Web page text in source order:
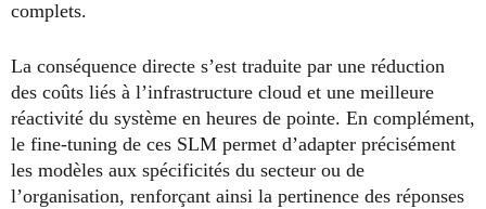
complets.
La conséquence directe s’est traduite par une réduction
des coûts liés à l’infrastructure cloud et une meilleure
réactivité du système en heures de pointe. En complément,
le fine-tuning de ces SLM permet d’adapter précisément
les modèles aux spécificités du secteur ou de
l’organisation, renforçant ainsi la pertinence des réponses